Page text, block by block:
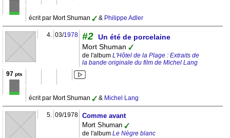
écrit par Mort Shuman & Philippe Adler
4. 03/1978 #2 Un été de porcelaine
Mort Shuman
de l'album L'Hôtel de la Plage : Extraits de
la bande originale du film de Michel Lang
97 pts
écrit par Mort Shuman & Michel Lang
5. 09/1978 Comme avant
Mort Shuman
de l'album Le Nègre blanc